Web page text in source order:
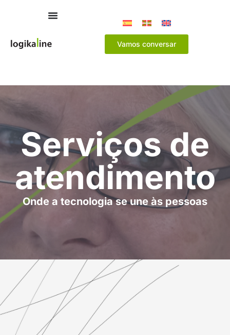
Vamos conversar
Serviços de
atendimento
Onde a tecnologia se une às pessoas